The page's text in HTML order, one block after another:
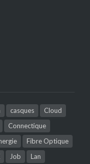
casques
Cloud
Connectique
Fibre Optique
Job
Lan